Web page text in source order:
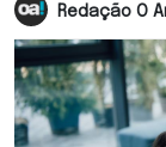
Redação O